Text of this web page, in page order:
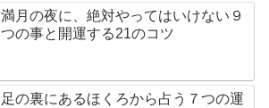
満月の夜に、絶対やってはいけない９
つの事と開運する21のコツ
足の裏にあるほくろから占う７つの運